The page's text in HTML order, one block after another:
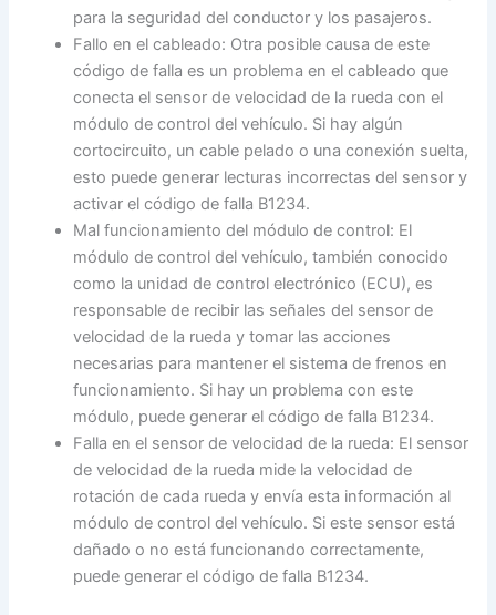
para la seguridad del conductor y los pasajeros.
Fallo en el cableado: Otra posible causa de este
código de falla es un problema en el cableado que
conecta el sensor de velocidad de la rueda con el
módulo de control del vehículo. Si hay algún
cortocircuito, un cable pelado o una conexión suelta,
esto puede generar lecturas incorrectas del sensor y
activar el código de falla B1234.
Mal funcionamiento del módulo de control: El
módulo de control del vehículo, también conocido
como la unidad de control electrónico (ECU), es
responsable de recibir las señales del sensor de
velocidad de la rueda y tomar las acciones
necesarias para mantener el sistema de frenos en
funcionamiento. Si hay un problema con este
módulo, puede generar el código de falla B1234.
Falla en el sensor de velocidad de la rueda: El sensor
de velocidad de la rueda mide la velocidad de
rotación de cada rueda y envía esta información al
módulo de control del vehículo. Si este sensor está
dañado o no está funcionando correctamente,
puede generar el código de falla B1234.